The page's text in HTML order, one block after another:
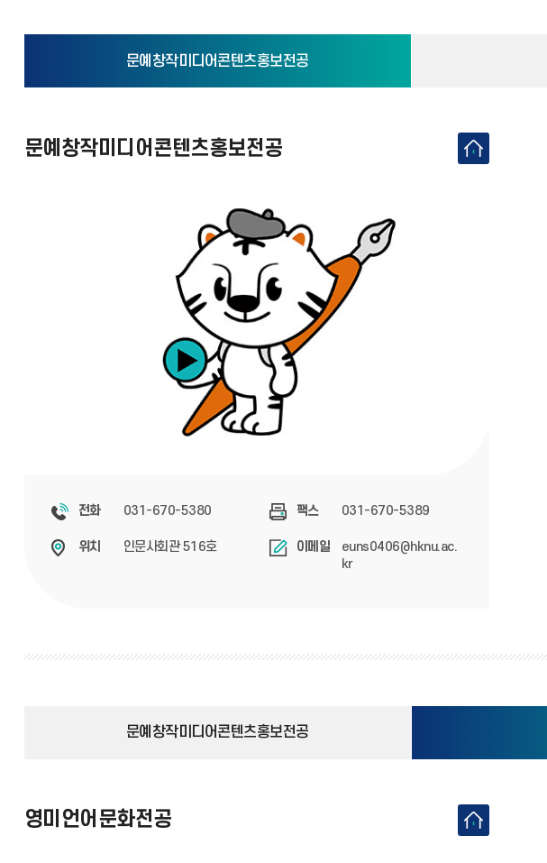
문예창작미디어콘텐츠홍보전공
문예창작미디어콘텐츠홍보전공
전화 031-670-5380 팩스 031-670-5389
위치 인문사회관 516호 이메일
euns0406@hknu.ac.
kr
문예창작미디어콘텐츠홍보전공
영미언어문화전공